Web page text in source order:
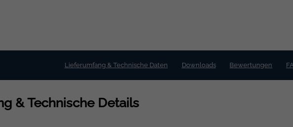
Lieferumfang & Technische Daten Downloads Bewertungen
& Technische Details